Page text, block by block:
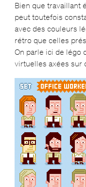
Bien que travaillant
peut toutefois
avec des couleurs
rétro que celles
On parle ici de légo
virtuelles axées sur